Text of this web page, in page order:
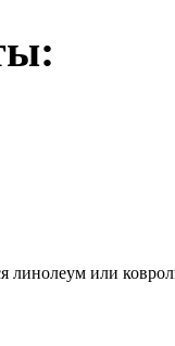
линолеум или